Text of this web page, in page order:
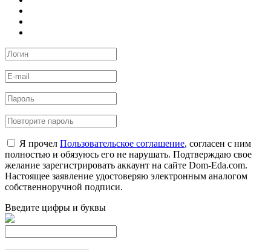
Я прочел Пользовательское соглашение, согласен с ним
полностью и обязуюсь его не нарушать. Подтверждаю свое
желание зарегистрировать аккаунт на сайте Dom-Eda.com.
Настоящее заявление удостоверяю электронным аналогом
собственноручной подписи.
Введите цифры и буквы